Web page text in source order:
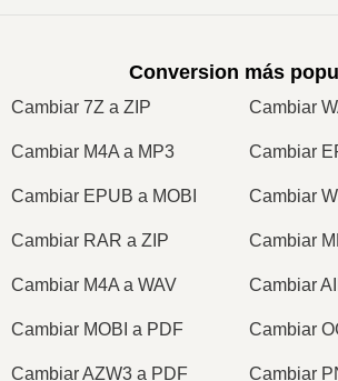
Conversion más
Cambiar 7Z a ZIP Cambiar
Cambiar M4A a MP3 Cambiar
Cambiar EPUB a MOBI Cambiar
Cambiar RAR a ZIP Cambiar
Cambiar M4A a WAV Cambiar
Cambiar MOBI a PDF Cambiar
Cambiar AZW3 a PDF Cambiar